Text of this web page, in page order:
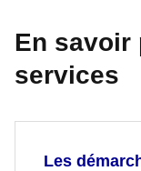
En savoir
services
Les